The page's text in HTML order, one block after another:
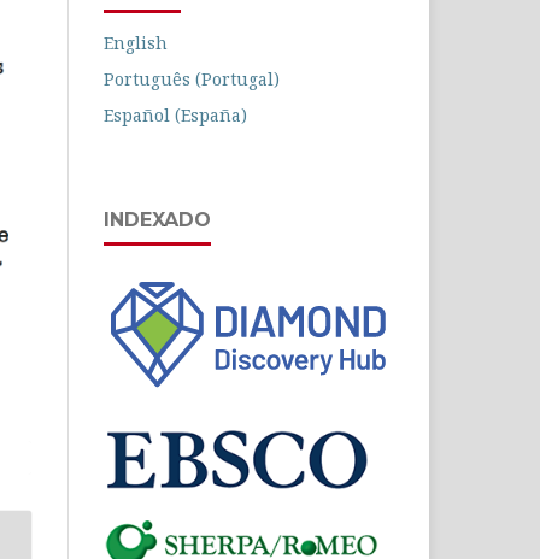
English
Português (Portugal)
Español (España)
INDEXADO